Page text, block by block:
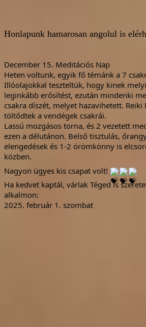
Honlapunk hamarosan angolul is
December 15. Meditációs Nap
Heten voltunk, egyik fő témánk a 7
Illóolajokkal teszteltük, hogy kinek
leginkább erősítést, ezután mindenki
csakra díszét, melyet hazavihetett. Reiki
töltődtek a vendégek csakrái.
Lassú mozgásos torna, és 2 vezetett
ezen a délutánon. Belső tisztulás,
elengedések és 1-2 örömkönny is
közben.
Nagyon ügyes kis csapat volt!
Ha kedvet kaptál, várlak Téged is
alkalmon:
2025. február 1. szombat